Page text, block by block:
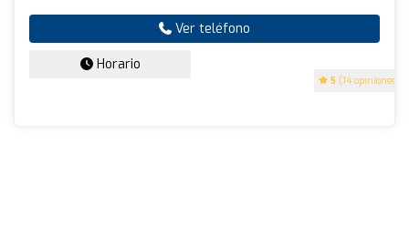
5 (14 opiniones)
Ver teléfono
Horario